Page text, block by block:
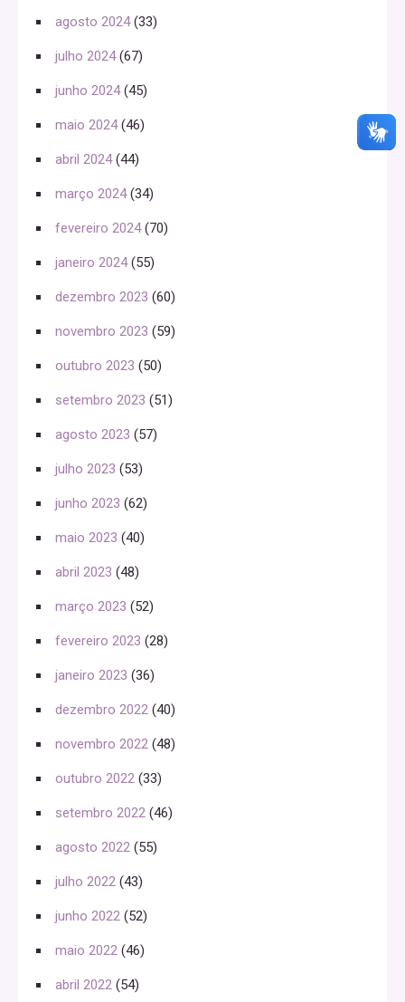
agosto 2024(33)
julho 2024(67)
junho 2024(45)
maio 2024(46)
abril 2024(44)
março 2024(34)
fevereiro 2024(70)
janeiro 2024(55)
dezembro 2023 (60)
novembro 2023 (59)
outubro 2023 (50)
setembro 2023 (51)
agosto 2023 (57)
julho 2023 (53)
junho 2023 (62)
maio 2023 (40)
abril 2023 (48)
março 2023 (52)
fevereiro 2023 (28)
janeiro 2023 (36)
dezembro 2022 (40)
novembro 2022 (48)
outubro 2022 (33)
setembro 2022 (46)
agosto 2022 (55)
julho 2022 (43)
junho 2022 (52)
maio 2022 (46)
abril 2022 (54)